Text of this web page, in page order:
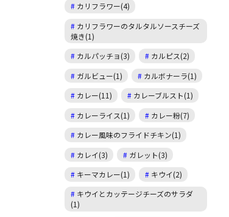
カリフラワー(4)
カリフラワーのタルタルソースチーズ
焼き(1)
カルパッチョ(3)
カルピス(2)
ガルビュー(1)
カルボナーラ(1)
カレー(11)
カレーブルスト(1)
カレーライス(1)
カレー粉(7)
カレー風味のフライドチキン(1)
カレイ(3)
ガレット(3)
キーマカレー(1)
キウイ(2)
キウイとカッテージチーズのサラダ
(1)